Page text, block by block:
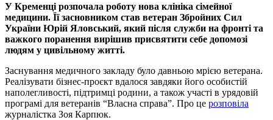
У Кременці розпочала роботу нова клініка сімейної
медицини. Її засновником став ветеран Збройних Сил
України Юрій Яловський, який після служби на фронті та
важкого поранення вирішив присвятити себе допомозі
людям у цивільному житті.
Заснування медичного закладу було давньою мрією ветерана.
Реалізувати бізнес-проєкт вдалося завдяки його особистій
наполегливості, підтримці родини, а також участі в урядовій
програмі для ветеранів “Власна справа”. Про це розповіла
журналістка Зоя Карпюк.